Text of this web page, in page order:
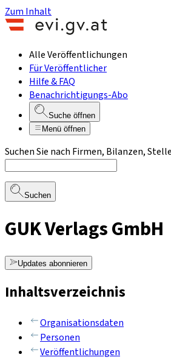
Zum Inhalt
Alle Veröffentlichungen
Für Veröffentlicher
Hilfe & FAQ
Benachrichtigungs-Abo
Suche öffnen
Menü öffnen
Suchen Sie nach Firmen, Bilanzen,
Suchen
GUK Verlags GmbH
Updates abonnieren
Inhaltsverzeichnis
Organisationsdaten
Personen
Veröffentlichungen